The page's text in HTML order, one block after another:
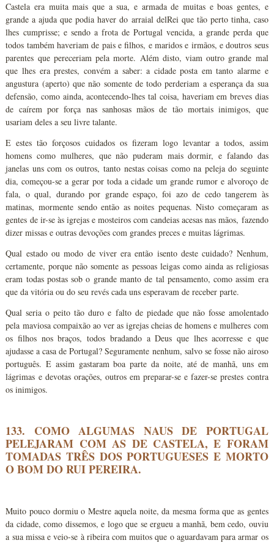
Castela era muita mais que a sua, e armada de muitas e boas gentes, e
grande a ajuda que podia haver do arraial delRei que tão perto tinha, caso
lhes cumprisse; e sendo a frota de Portugal vencida, a grande perda que
todos também haveriam de pais e filhos, e maridos e irmãos, e doutros seus
parentes que pereceriam pela morte. Além disto, viam outro grande mal
que lhes era prestes, convém a saber: a cidade posta em tanto alarme e
angustura (aperto) que não somente de todo perderiam a esperança da sua
defensão, como ainda, acontecendo-lhes tal coisa, haveriam em breves dias
de caírem por força nas sanhosas mãos de tão mortais inimigos, que
usariam deles a seu livre talante.
E estes tão forçosos cuidados os fizeram logo levantar a todos, assim
homens como mulheres, que não puderam mais dormir, e falando das
janelas uns com os outros, tanto nestas coisas como na peleja do seguinte
dia, começou-se a gerar por toda a cidade um grande rumor e alvoroço de
fala, o qual, durando por grande espaço, foi azo de cedo tangerem às
matinas, mormente sendo então as noites pequenas. Nisto começaram as
gentes de ir-se às igrejas e mosteiros com candeias acesas nas mãos, fazendo
dizer missas e outras devoções com grandes preces e muitas lágrimas.
Qual estado ou modo de viver era então isento deste cuidado? Nenhum,
certamente, porque não somente as pessoas leigas como ainda as religiosas
eram todas postas sob o grande manto de tal pensamento, como assim era
que da vitória ou do seu revés cada uns esperavam de receber parte.
Qual seria o peito tão duro e falto de piedade que não fosse amolentado
pela maviosa compaixão ao ver as igrejas cheias de homens e mulheres com
os filhos nos braços, todos bradando a Deus que lhes acorresse e que
ajudasse a casa de Portugal? Seguramente nenhum, salvo se fosse não airoso
português. E assim gastaram boa parte da noite, até de manhã, uns em
lágrimas e devotas orações, outros em preparar-se e fazer-se prestes contra
os inimigos.
133. COMO ALGUMAS NAUS DE PORTUGAL
PELEJARAM COM AS DE CASTELA, E FORAM
TOMADAS TRÊS DOS PORTUGUESES E MORTO
O BOM DO RUI PEREIRA.
Muito pouco dormiu o Mestre aquela noite, da mesma forma que as gentes
da cidade, como dissemos, e logo que se ergueu a manhã, bem cedo, ouviu
a sua missa e veio-se à ribeira com muitos que o aguardavam para armar os